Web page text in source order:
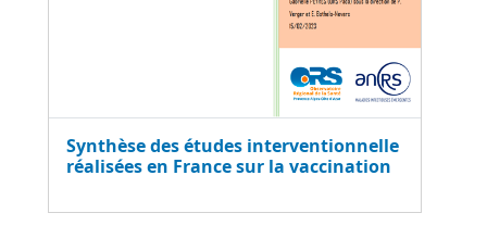
Synthèse des études interventionnelle
réalisées en France sur la vaccination